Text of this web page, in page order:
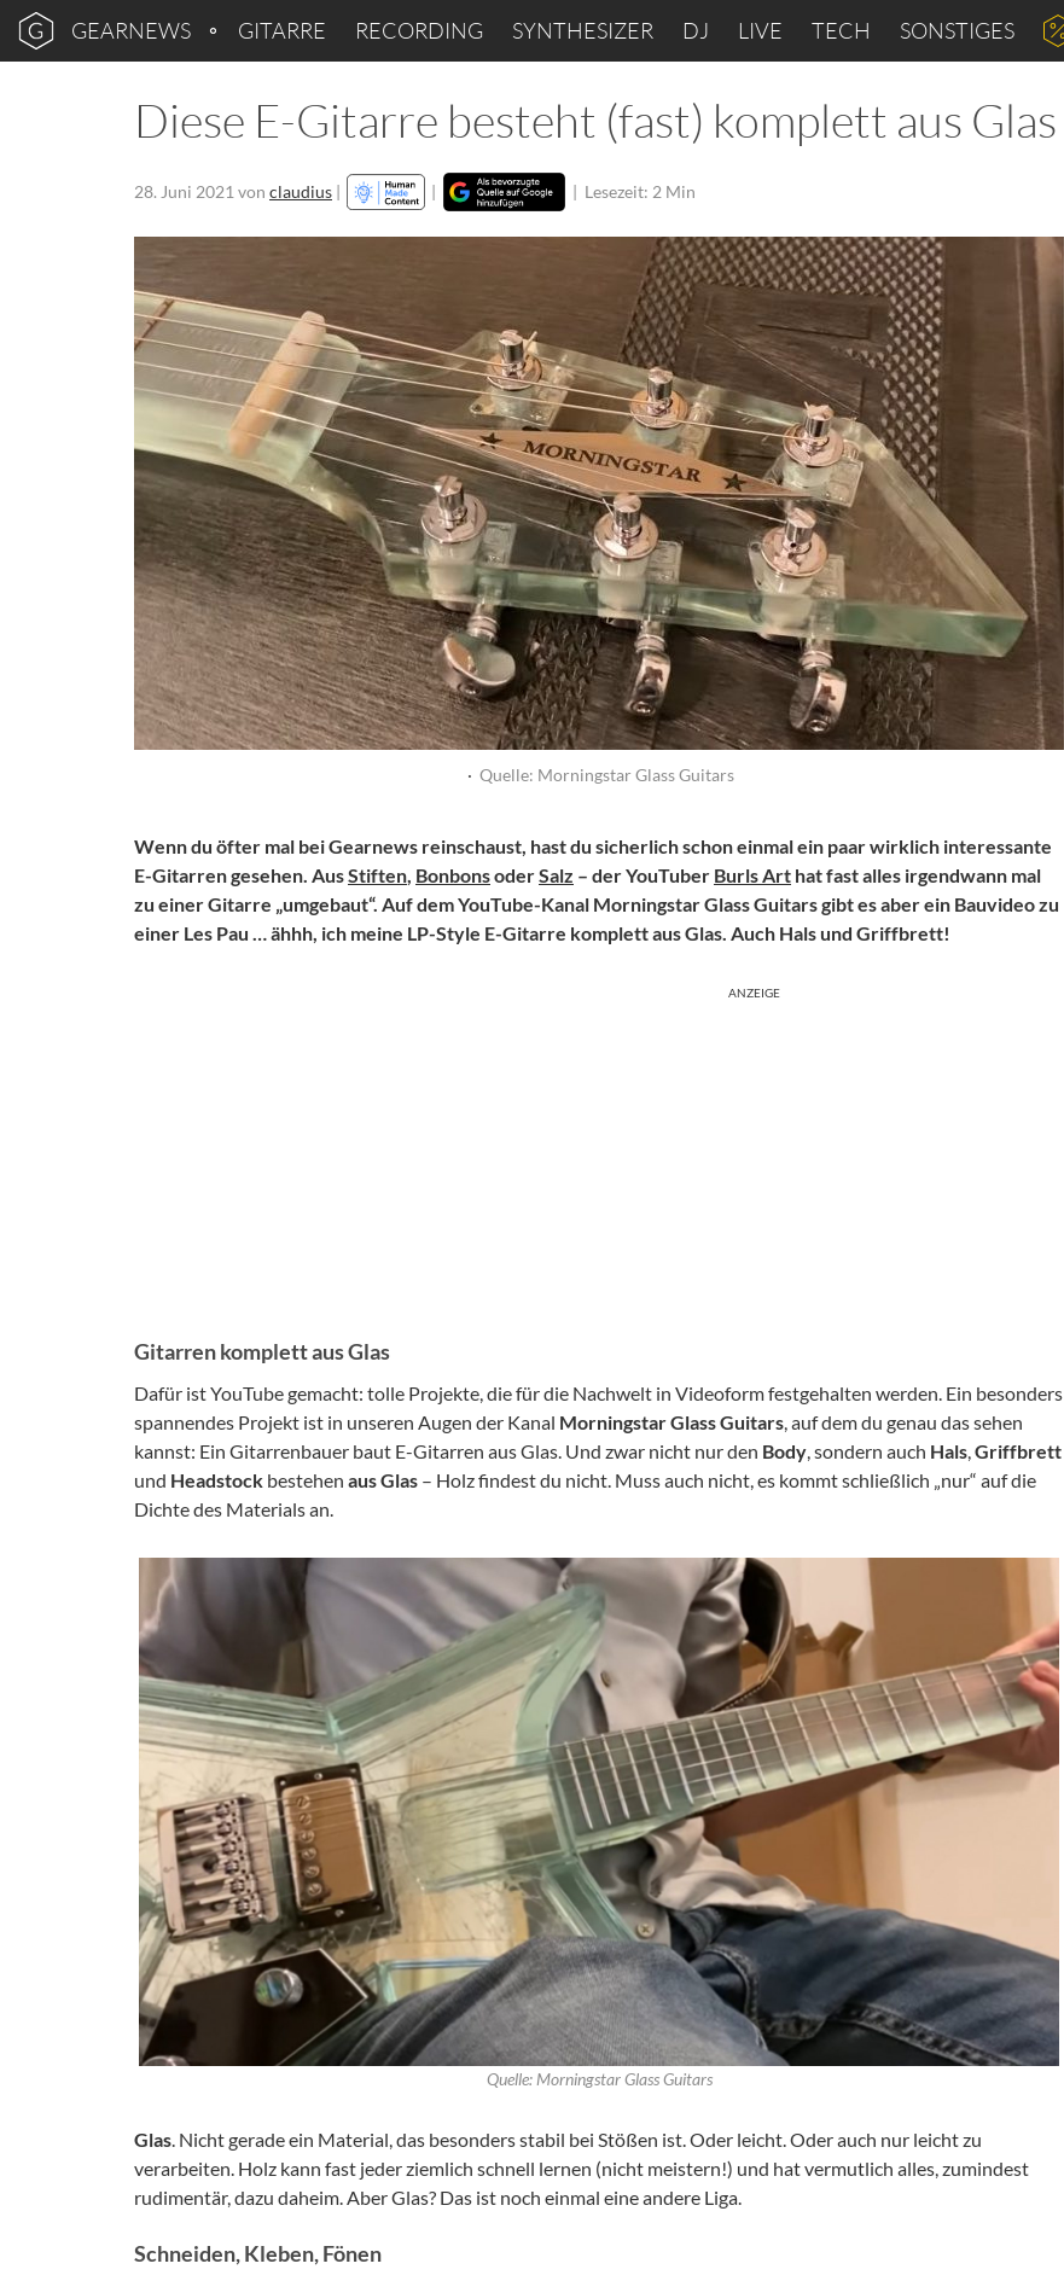
GEARNEWS GITARRE RECORDING SYNTHESIZER DJ LIVE TECH SONSTIGES
Diese E-Gitarre besteht (fast) komplett aus Glas
28. Juni 2021 von claudius | | | Lesezeit: 2 Min
· Quelle: Morningstar Glass Guitars
Wenn du öfter mal bei Gearnews reinschaust, hast du sicherlich schon einmal ein paar wirklich interessante
E-Gitarren gesehen. AusStiften, BonbonsoderSalz – der YouTuber Burls Art hat fast alles irgendwann mal
zu einer Gitarre „umgebaut“. Auf dem YouTube-Kanal Morningstar Glass Guitars gibt es aber ein Bauvideo zu
einer Les Pau … ähhh, ich meine LP-Style E-Gitarre komplett aus Glas. Auch Hals und Griffbrett!
ANZEIGE
Gitarren komplett aus Glas
Dafür ist YouTube gemacht: tolle Projekte, die für die Nachwelt in Videoform festgehalten werden. Ein besonders
spannendes Projekt ist in unseren Augen der Kanal Morningstar Glass Guitars, auf dem du genau das sehen
kannst: Ein Gitarrenbauer baut E-Gitarren aus Glas. Und zwar nicht nur den Body, sondern auch Hals,Griffbrett
und Headstock bestehen aus Glas – Holz findest du nicht. Muss auch nicht, es kommt schließlich „nur“ auf die
Dichte des Materials an.
Quelle: Morningstar Glass Guitars
Glas . Nicht gerade ein Material, das besonders stabil bei Stößen ist. Oder leicht. Oder auch nur leicht zu
verarbeiten. Holz kann fast jeder ziemlich schnell lernen (nicht meistern!) und hat vermutlich alles, zumindest
rudimentär, dazu daheim. Aber Glas? Das ist noch einmal eine andere Liga.
Schneiden, Kleben, Fönen